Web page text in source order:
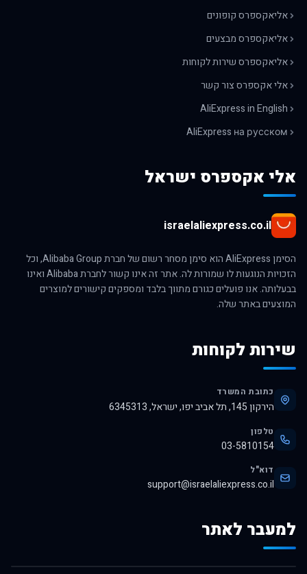
אליאקספרס קופונים
אליאקספרס מבצעים
אליאקספרס שירות לקוחות
אלי אקספרס צור קשר
AliExpress in English
AliExpress на русском
אלי אקספרס ישראל
israelaliexpress.co.il
הסימן AliExpress הוא סימן מסחר רשום של חברת Alibaba Group, וכל
הזכויות הנוגעות לו שמורות לה. אתר זה אינו קשור לחברת Alibaba ואינו
בבעלותה. אנו פועלים כגורם מתווך בלבד ומספקים קישורים למוצרים
המוצעים באתר שלה.
שירות לקוחות
כתובת המשרד
הירקון 145, תל אביב יפו, ישראל, 6345313
טלפון
03-5810154
דוא"ל
support@israelaliexpress.co.il
למעבר לאתר
לרכישה באלי אקספרס